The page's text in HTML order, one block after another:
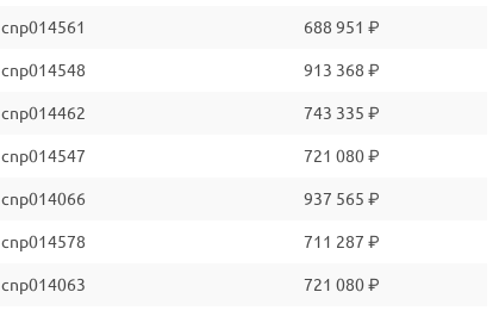
cnp014561 688 951 ₽
cnp014548 913 368 ₽
cnp014462 743 335 ₽
cnp014547 721 080 ₽
cnp014066 937 565 ₽
cnp014578 711 287 ₽
cnp014063 721 080 ₽